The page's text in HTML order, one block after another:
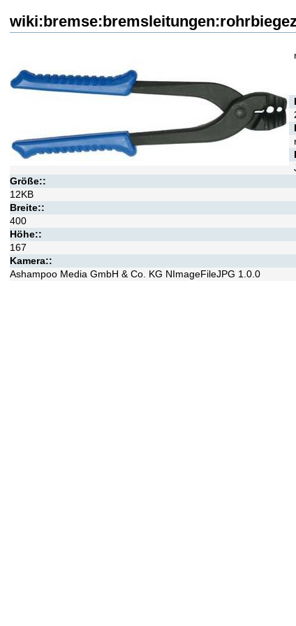
Größe::
12KB
Breite::
400
Höhe::
167
Kamera::
Ashampoo Media GmbH & Co. KG NImageFileJPG 1.0.0